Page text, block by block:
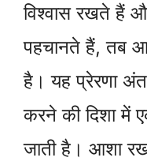
विश्वास रखते हैं
पहचानते हैं, तब
है। यह प्रेरणा
करने की दिशा में
जाती है। आशा